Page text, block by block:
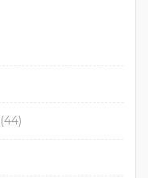
(44)